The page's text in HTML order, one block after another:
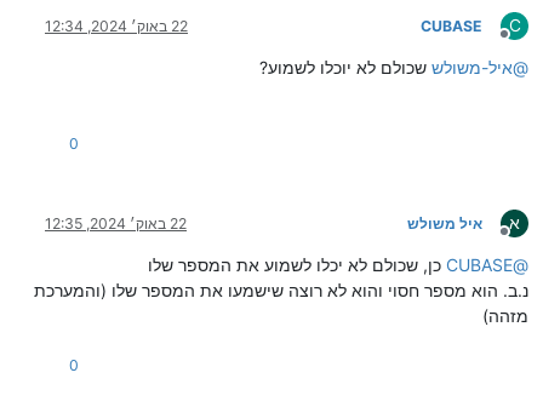
C
מנותק
CUBASE 22 באוק׳ 2024, 12:34
@איל-משולש שכולם לא יוכלו לשמוע?
0
א
מנותק
איל משולש 22 באוק׳ 2024, 12:35
@
CUBASE כן, שכולם לא יכלו לשמוע את המספר שלו
נ.ב. הוא מספר חסוי והוא לא רוצה שישמעו את המספר שלו (והמערכת
מזהה)
0